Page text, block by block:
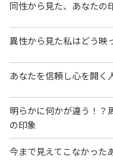
同性から見た、あなたの
異性から見た私はどう映
あなたを信頼し心を開く
明らかに何かが違う！？
の印象
今まで見えてこなかった